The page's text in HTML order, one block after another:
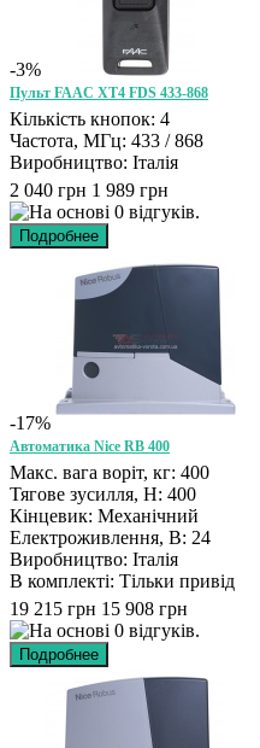
-3%
Пульт FAAC XT4 FDS 433-868
Кількість кнопок: 4
Частота, МГц: 433 / 868
Виробництво: Італія
2 040 грн 1 989 грн
-17%
Автоматика Nice RB 400
Макс. вага воріт, кг: 400
Тягове зусилля, Н: 400
Кінцевик: Механічний
Електроживлення, В: 24
Виробництво: Італія
В комплекті: Тільки привід
19 215 грн 15 908 грн